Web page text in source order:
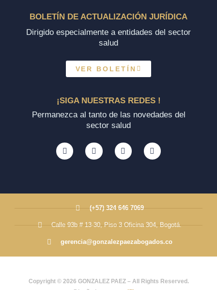
BOLETÍN DE ACTUALIZACIÓN JURÍDICA
Dirigido especialmente a entidades del sector
salud
VER BOLETÍN
¡SIGA NUESTRAS REDES !
Permanezca al tanto de las novedades del
sector salud
(+57) 324 646 7069
Calle 93b # 13-30, Piso 3 Oficina 304, Bogotá.
gerencia@gonzalezpaezabogados.co
Copyright © 2026 GONZALEZ PAEZ – All Rights Reserved.